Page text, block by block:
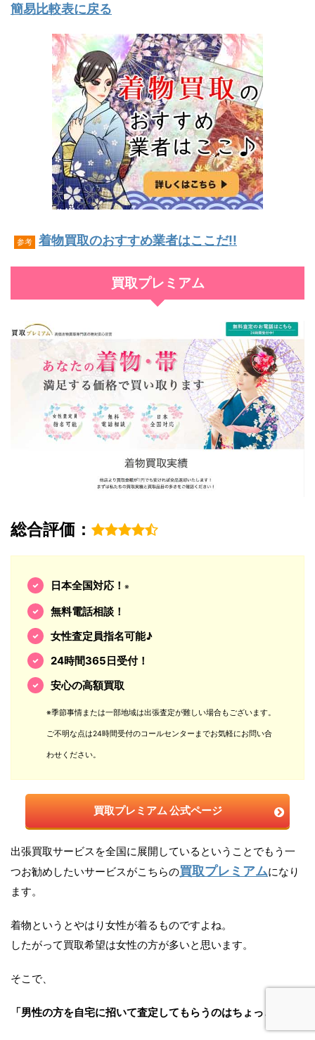
簡易比較表に戻る
参考 着物買取のおすすめ業者はここだ!!
買取プレミアム
総合評価：
日本全国対応！ ※
無料電話相談！
女性査定員指名可能♪
24時間365日受付！
安心の高額買取
※季節事情または一部地域は出張査定が難しい場合もございます。
ご不明な点は24時間受付のコールセンターまでお気軽にお問い合
わせください。
買取プレミアム 公式ページ
出張買取サービスを全国に展開しているということでもう一
つお勧めしたいサービスがこちらの買取プレミアムになり
ます。
着物というとやはり女性が着るものですよね。
したがって買取希望は女性の方が多いと思います。
そこで、
「男性の方を自宅に招いて査定してもらうのはちょっと…」